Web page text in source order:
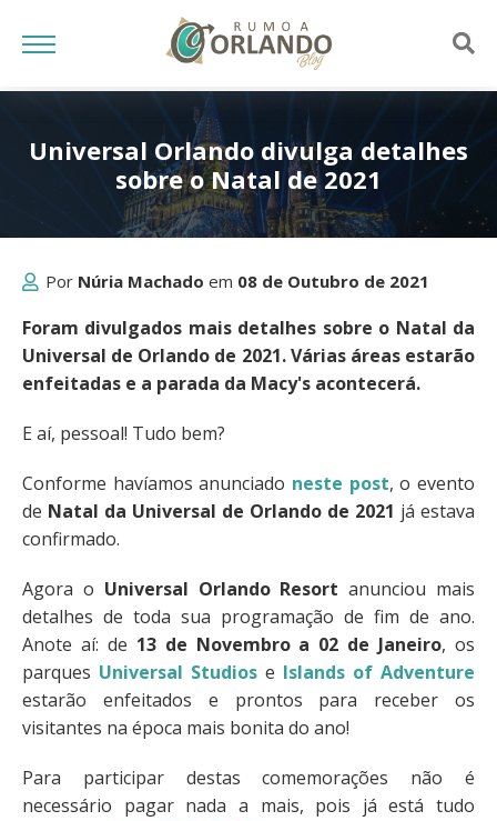
Universal Orlando divulga detalhes
sobre o Natal de 2021
Por Núria Machado em 08 de Outubro de 2021
Foram divulgados mais detalhes sobre o Natal da
Universal de Orlando de 2021. Várias áreas estarão
enfeitadas e a parada da Macy's acontecerá.
E aí, pessoal! Tudo bem?
Conforme havíamos anunciado neste post, o evento
de Natal da Universal de Orlando de 2021 já estava
confirmado.
Agora o Universal Orlando Resort anunciou mais
detalhes de toda sua programação de fim de ano.
Anote aí: de 13 de Novembro a 02 de Janeiro, os
parques Universal Studios e Islands of Adventure
estarão enfeitados e prontos para receber os
visitantes na época mais bonita do ano!
Para participar destas comemorações não é
necessário pagar nada a mais, pois já está tudo